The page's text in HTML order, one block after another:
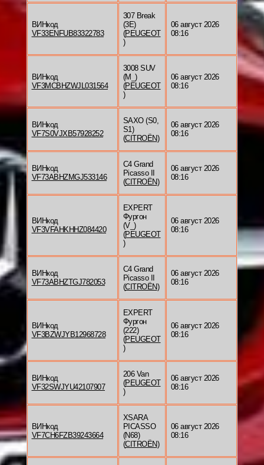
ВИНкод
VF33ENFUB83322783
307 Break
(3E)
(PEUGEOT
)
06 август 2026
08:16
ВИНкод
VF3MCBHZWJL031564
3008 SUV
(M_)
(PEUGEOT
)
06 август 2026
08:16
ВИНкод
VF7S0VJXB57928252
SAXO (S0,
S1)
(CITROËN)
06 август 2026
08:16
ВИНкод
VF73ABHZMGJ533146
C4 Grand
Picasso II
(CITROËN)
06 август 2026
08:16
ВИНкод
VF3VFAHKHHZ084420
EXPERT
Фургон
(V_)
(PEUGEOT
)
06 август 2026
08:16
ВИНкод
VF73ABHZTGJ782053
C4 Grand
Picasso II
(CITROËN)
06 август 2026
08:16
ВИНкод
VF3BZWJYB12968728
EXPERT
Фургон
(222)
(PEUGEOT
)
06 август 2026
08:16
ВИНкод
VF32SWJYU42107907
206 Van
(PEUGEOT
)
06 август 2026
08:16
ВИНкод
VF7CH6FZB39243664
XSARA
PICASSO
(N68)
(CITROËN)
06 август 2026
08:16